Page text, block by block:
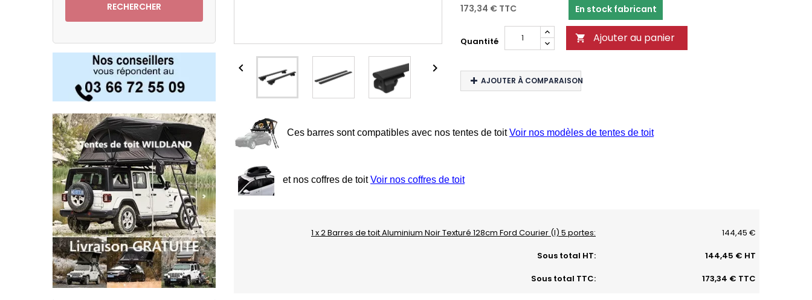
RECHERCHER
 
173,34 € TTC En stock fabricant
Quantité  Ajouter au panier
AJOUTER À COMPARAISON
Ces barres sont compatibles avec nos tentes de toitVoir nos modèles de tentes de toit
et nos coffres de toitVoir nos coffres de toit
1 x 2 Barres de toit Aluminium Noir Texturé 128cm Ford Courier (I) 5 portes:
144,45 €
Sous total HT:
144,45 € HT
Sous total TTC:
173,34 € TTC